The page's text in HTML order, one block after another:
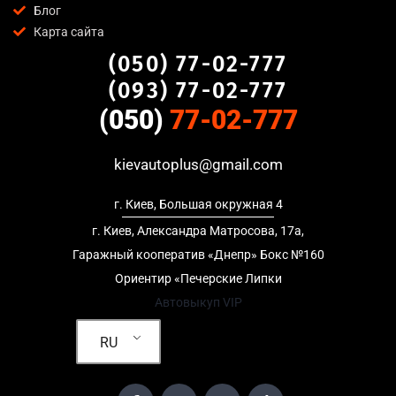
предоставляем полный пакет документов;
Гибкий подход
Дорогожичи, Киев для осмотра авто и заключения
Честные цены — предлагаем до 95% от рыночной
стоимости даже за авто после аварии или с пробегом;
персональных данных, отсутствие посредников и “серых”
Любое состояние автомобиля— мы выкупаем авто после
ДТП, неисправные, не на ходу, с запретом на регистрацию,
в кредите и с просроченной страховкой.
Кому подойдет выкуп авто в Дорогожичи,
Услуга выкуп авто в Дорогожичи, Киев актуальна для:
Блог
Карта сайта
(050) 77-02-777
(093) 77-02-777
(050) 77-02-777
kievautoplus@gmail.com
г. Киев, Большая окружная 4
г. Киев, Александра Матросова, 17а,
Гаражный кооператив «Днепр» Бокс №160
Ориентир «Печерские Липки
Автовыкуп VIP
RU